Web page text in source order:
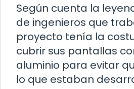
Según cuenta la
de ingenieros que
proyecto tenía la
cubrir sus pantallas
aluminio para evitar
lo que estaban